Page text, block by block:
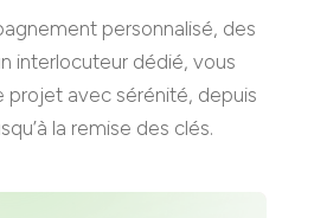
personnalisé, des
interlocuteur dédié, vous
projet avec sérénité, depuis
la remise des clés.